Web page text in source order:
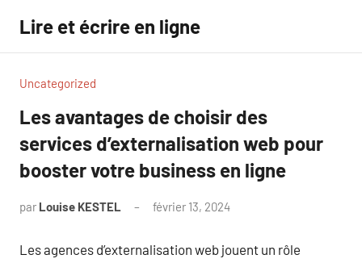
contenu
Lire et écrire en ligne
Uncategorized
Les avantages de choisir des
services d’externalisation web pour
booster votre business en ligne
par Louise KESTEL février 13, 2024
Les agences d’externalisation web jouent un rôle